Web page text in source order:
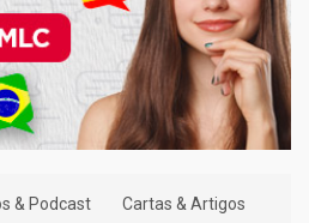
& Podcast Cartas & Artigos